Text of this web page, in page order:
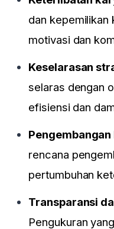
dan kepemilikan
motivasi dan
Keselarasan
selaras dengan
efisiensi dan
rencana
pertumbuhan
Transparansi
Pengukuran